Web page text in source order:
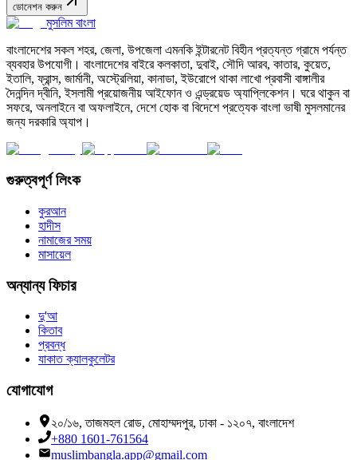
ডোনেশন করুন
মুসলিম বাংলা
বাংলাদেশের সকল শহর, জেলা, উপজেলা এমনকি ইন্টারনেট বিহীন প্রত্যন্ত গ্রামে পর্যন্ত
ব্যবহার উপযোগী। বাংলাদেশের বাইরে কলকাতা, দুবাই, সৌদি আরব, কাতার, কুয়েত,
ইতালি, ফ্রান্স, জার্মানী, অস্ট্রেলিয়া, কানাডা, ইউরোপে থাকা লাখো প্রবাসী বাঙ্গালীর
দৈনন্দিন দ্বীনি, ইসলামী প্রয়োজনীয় আইফোন ও এন্ড্রয়েড অ্যাপ্লিকেশন। ঘরে থাকুন বা
সফরে, অনলাইনে বা অফলাইনে, দেশে হোক বা বিদেশে প্রত্যেক বাংলা ভাষী মুসলমানের
জন্য দরকারি অ্যাপ।
গুরুত্বপূর্ণ লিংক
কুরআন
হাদীস
নামাজের সময়
মাসায়েল
অন্যান্য ফিচার
দু'আ
কিতাব
প্রবন্ধ
যাকাত ক্যালকুলেটর
যোগাযোগ
২০/১৬, তাজমহল রোড, মোহাম্মদপুর, ঢাকা - ১২০৭, বাংলাদেশ
+880 1601-761564
muslimbangla.app@gmail.com